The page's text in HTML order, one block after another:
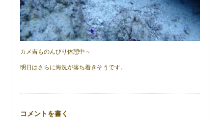
カメ吉ものんびり休憩中～
明日はさらに海況が落ち着きそうです。
コメントを書く